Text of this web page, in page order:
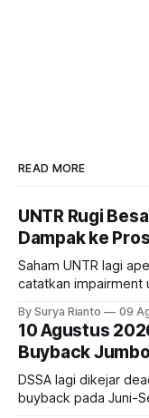
READ MORE
UNTR Rugi
Dampak ke
Saham UNTR lagi
catatkan impairment
bisnis UNTR?
By Surya Rianto 09
10 Agustus
Buyback
DSSA lagi dikejar
buyback pada Juni-